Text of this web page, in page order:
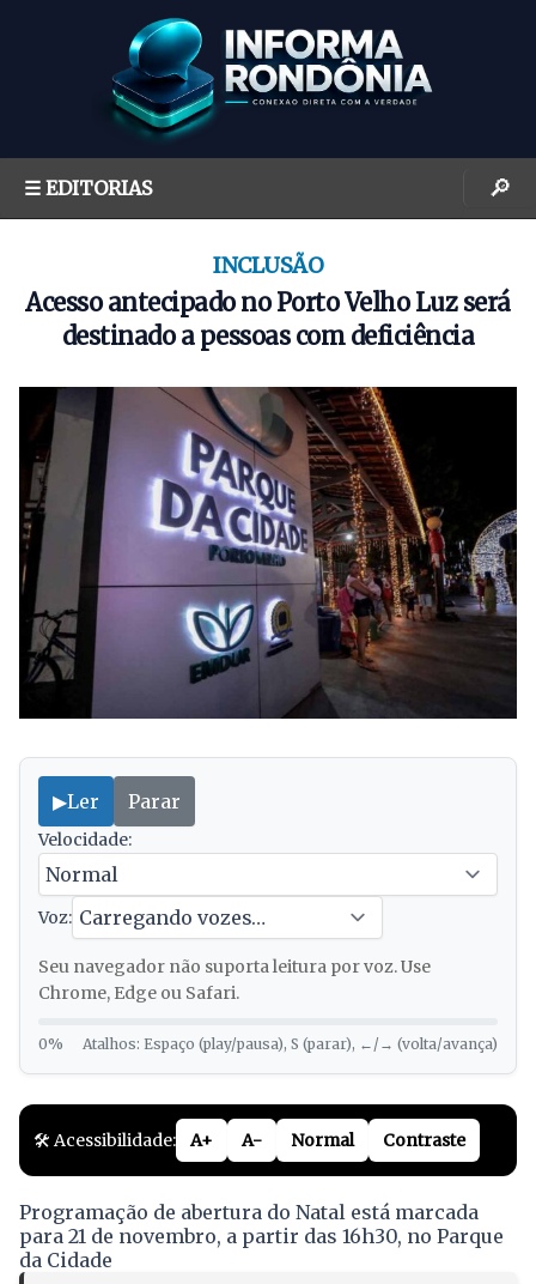
☰ EDITORIAS 🔎
INCLUSÃO
Acesso antecipado no Porto Velho Luz será
destinado a pessoas com deficiência
▶Ler Parar
Velocidade:
Voz:
Seu navegador não suporta leitura por voz. Use
Chrome, Edge ou Safari.
0% Atalhos: Espaço (play/pausa), S (parar), ←/→ (volta/avança)
🛠️ Acessibilidade: A+ A- Normal Contraste
Programação de abertura do Natal está marcada
para 21 de novembro, a partir das 16h30, no Parque
da Cidade